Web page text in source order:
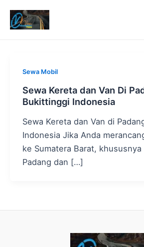
Sewa Mobil
Sewa Kereta dan Van Di
Bukittinggi Indonesia
Sewa Kereta dan Van di
Indonesia Jika Anda
ke Sumatera Barat,
Padang dan […]